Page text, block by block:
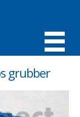
MENÜ
grubber